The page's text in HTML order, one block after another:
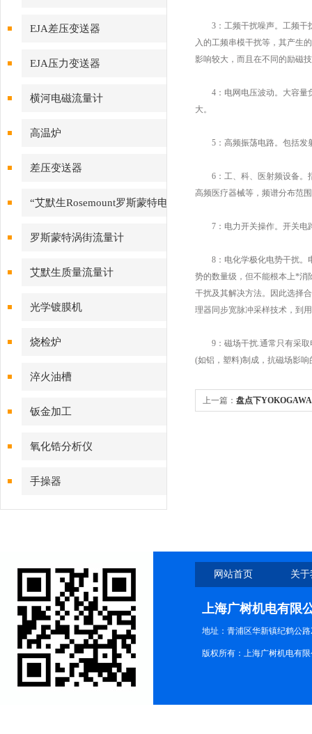
EJA差压变送器
EJA压力变送器
横河电磁流量计
高温炉
差压变送器
“艾默生Rosemount罗斯蒙特电
磁流量计
罗斯蒙特涡街流量计
艾默生质量流量计
光学镀膜机
烧检炉
淬火油槽
钣金加工
氧化锆分析仪
手操器
3：工频干扰噪声。工频干扰
入的工频串模干扰等，其产生
影响较大，而且在不同的励磁
4：电网电压波动。大容量负
大。
5：高频振荡电路。包括发射
6：工、科、医射频设备。指
高频医疗器械等，频谱分布范
7：电力开关操作。开关电路
8：电化学极化电势干扰。电
势的数量级，但不能根本上*消
干扰及其解决方法。因此选择
理器同步宽脉冲采样技术，到
9：磁场干扰.通常只有采取
(如铝，塑料)制成，抗磁场影
上一篇： 盘点下
网站首页 关
上海广树机电有限
地址：青浦区华新镇纪鹤公路
版权所有：上海广树机电有